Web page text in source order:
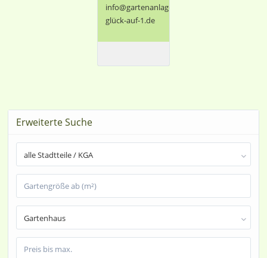
info@gartenanlage-
glück-auf-1.de
Erweiterte Suche
alle Stadtteile / KGA
Gartenhaus